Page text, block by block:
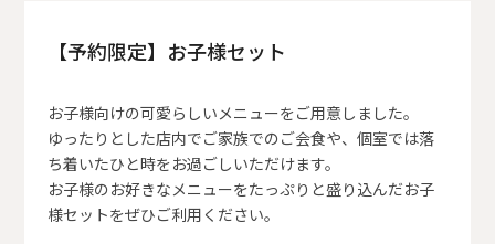
【予約限定】お子様セット
お子様向けの可愛らしいメニューをご用意しました。
ゆったりとした店内でご家族でのご会食や、個室では落
ち着いたひと時をお過ごしいただけます。
お子様のお好きなメニューをたっぷりと盛り込んだお子
様セットをぜひご利用ください。